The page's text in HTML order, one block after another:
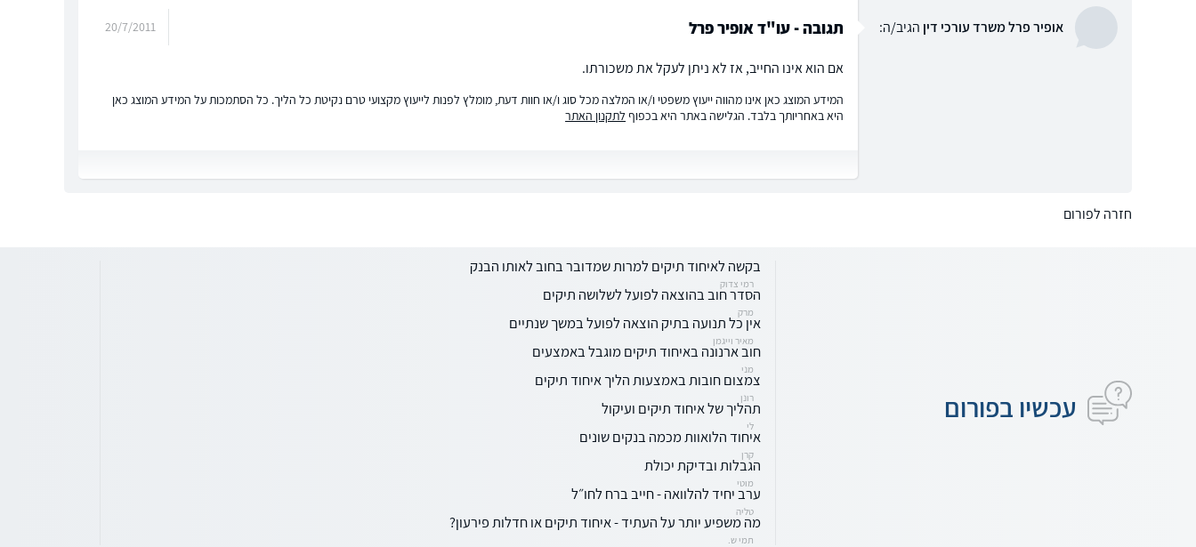
אופיר פרל משרד עורכי דין הגיב/ה: תגובה - עו"ד אופיר פרל 20/7/2011
אם הוא אינו החייב, אז לא ניתן לעקל את משכורתו.
המידע המוצג כאן אינו מהווה ייעוץ משפטי ו/או המלצה מכל סוג ו/או חוות דעת, מומלץ לפנות לייעוץ מקצועי טרם נקיטת כל הליך. כל הסתמכות על המידע המוצג כאן
היא באחריותך בלבד. הגלישה באתר היא בכפוף לתקנון האתר
חזרה לפורום
עכשיו בפורום
בקשה לאיחוד תיקים למרות שמדובר בחוב לאותו הבנק
רמי צדוק
הסדר חוב בהוצאה לפועל לשלושה תיקים
מרק
אין כל תנועה בתיק הוצאה לפועל במשך שנתיים
מאיר וייגמן
חוב ארנונה באיחוד תיקים מוגבל באמצעים
מני
צמצום חובות באמצעות הליך איחוד תיקים
רונן
תהליך של איחוד תיקים ועיקול
לי
איחוד הלואוות מכמה בנקים שונים
קרן
הגבלות ובדיקת יכולת
מוטי
ערב יחיד להלוואה - חייב ברח לחו״ל
טליה
מה משפיע יותר על העתיד - איחוד תיקים או חדלות פירעון?
תמי ש.